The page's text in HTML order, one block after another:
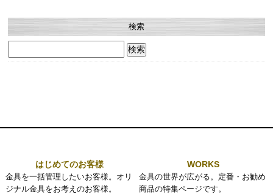
検索
索:
はじめてのお客様
金具を一括管理したいお客様。オリ
ジナル金具をお考えのお客様。
WORKS
金具の世界が広がる。定番・お勧め
商品の特集ページです。